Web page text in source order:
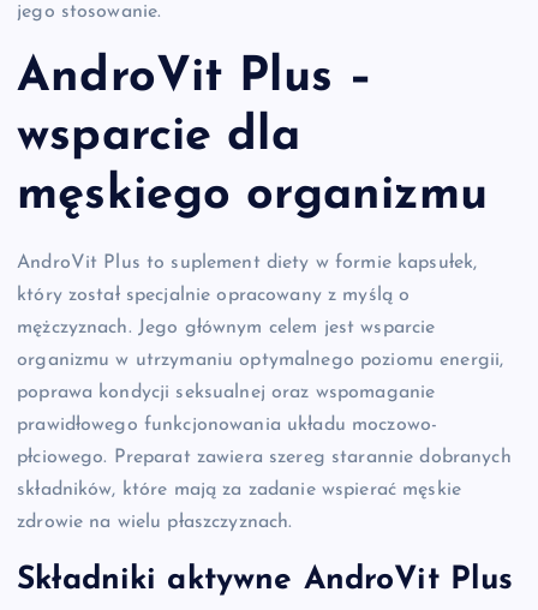
jego stosowanie.
AndroVit Plus –
wsparcie dla
męskiego organizmu
AndroVit Plus to suplement diety w formie kapsułek,
który został specjalnie opracowany z myślą o
mężczyznach. Jego głównym celem jest wsparcie
organizmu w utrzymaniu optymalnego poziomu energii,
poprawa kondycji seksualnej oraz wspomaganie
prawidłowego funkcjonowania układu moczowo-
płciowego. Preparat zawiera szereg starannie dobranych
składników, które mają za zadanie wspierać męskie
zdrowie na wielu płaszczyznach.
Składniki aktywne AndroVit Plus